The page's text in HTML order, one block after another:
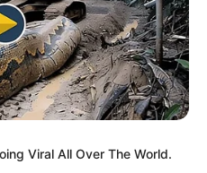
Viral All Over The World.